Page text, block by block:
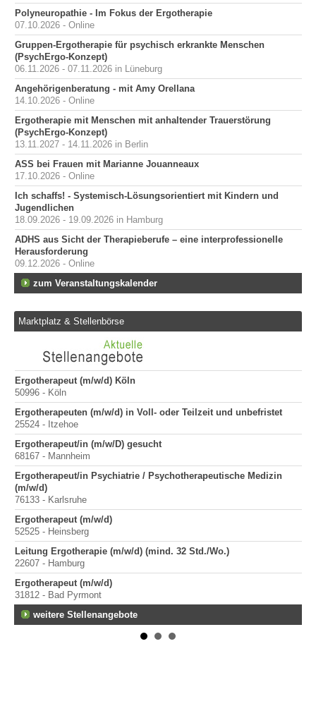
Polyneuropathie - Im Fokus der Ergotherapie
07.10.2026 - Online
Gruppen-Ergotherapie für psychisch erkrankte Menschen
(PsychErgo-Konzept)
06.11.2026 - 07.11.2026 in Lüneburg
Angehörigenberatung - mit Amy Orellana
14.10.2026 - Online
Ergotherapie mit Menschen mit anhaltender Trauerstörung
(PsychErgo-Konzept)
13.11.2027 - 14.11.2026 in Berlin
ASS bei Frauen mit Marianne Jouanneaux
17.10.2026 - Online
Ich schaffs! - Systemisch-Lösungsorientiert mit Kindern und
Jugendlichen
18.09.2026 - 19.09.2026 in Hamburg
ADHS aus Sicht der Therapieberufe – eine interprofessionelle
Herausforderung
09.12.2026 - Online
zum Veranstaltungskalender
Marktplatz & Stellenbörse
Ergotherapeut (m/w/d) Köln
50996 - Köln
Ergotherapeuten (m/w/d) in Voll- oder Teilzeit und unbefristet
25524 - Itzehoe
Ergotherapeut/in (m/w/D) gesucht
68167 - Mannheim
Ergotherapeut/in Psychiatrie / Psychotherapeutische Medizin
(m/w/d)
76133 - Karlsruhe
Ergotherapeut (m/w/d)
52525 - Heinsberg
Leitung Ergotherapie (m/w/d) (mind. 32 Std./Wo.)
22607 - Hamburg
Ergotherapeut (m/w/d)
31812 - Bad Pyrmont
weitere Stellenangebote